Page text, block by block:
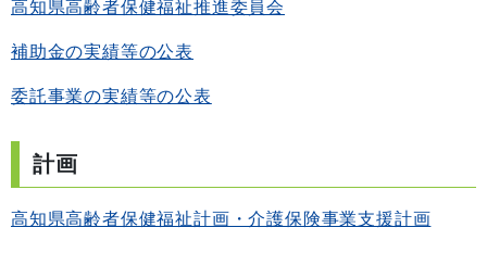
高知県高齢者保健福祉推進委員会
補助金の実績等の公表
委託事業の実績等の公表
計画
高知県高齢者保健福祉計画・介護保険事業支援計画